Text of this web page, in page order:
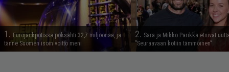
1. Eurojackpotissa poksahti 32,7 miljoonaa, ja
tänne Suomen isoin voitto meni
2. Sara ja Mikko Parikka etsivät
”Seuraavaan kotiin tämmöinen”